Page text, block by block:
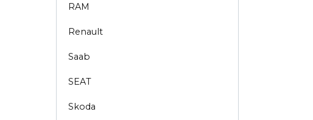
RAM
Renault
Saab
SEAT
Skoda